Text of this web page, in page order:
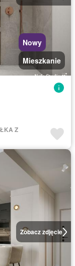
Nowy
Mieszkanie
Z
Zobacz zdjęcie